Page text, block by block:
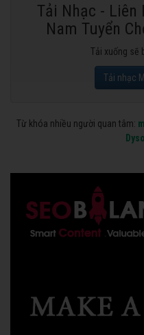
Tải Nhạc - Liên
Nam Tuyển
Tải xuống sẽ
Tải nhạc
Từ khóa nhiều người quan tâm: